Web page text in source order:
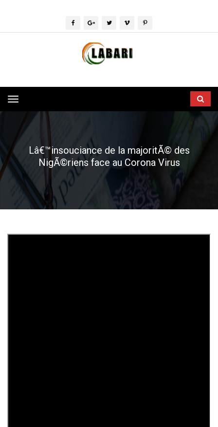
Toggle
navigation
Lâ€™insouciance de la majoritÃ© des
NigÃ©riens face au Corona Virus